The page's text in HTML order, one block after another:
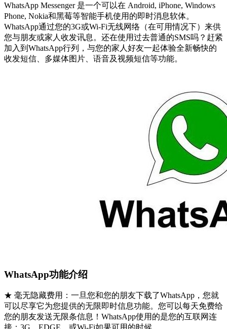
WhatsApp Messenger 是一个可以在 Android, iPhone, Windows
Phone, Nokia和黑莓等智能手机使用的即时消息软体。
WhatsApp通过您的3G或Wi-Fi无线网络（在可用情况下）来供
您与朋友或家人收发讯息。还在使用过去普通的SMS吗？赶紧
加入到WhatsApp行列，与您的家人好友一起体验全新畅快的
收发短信、多媒体图片、语音及视频短信等功能。
WhatsApp功能介绍
★ 毫无隐藏费用：一旦您和您的朋友下载了WhatsApp，您就
可以尽享它为您提供的无限即时信息功能。您可以每天免费给
您的朋友发送无限条信息！WhatsApp使用的是您的互联网连